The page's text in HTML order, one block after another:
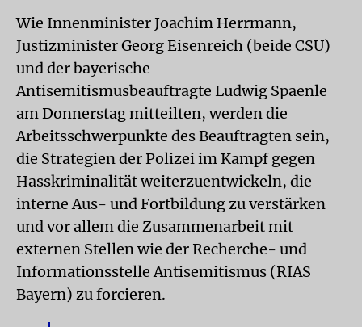
Wie Innenminister Joachim Herrmann,
Justizminister Georg Eisenreich (beide CSU)
und der bayerische
Antisemitismusbeauftragte Ludwig Spaenle
am Donnerstag mitteilten, werden die
Arbeitsschwerpunkte des Beauftragten sein,
die Strategien der Polizei im Kampf gegen
Hasskriminalität weiterzuentwickeln, die
interne Aus- und Fortbildung zu verstärken
und vor allem die Zusammenarbeit mit
externen Stellen wie der Recherche- und
Informationsstelle Antisemitismus (RIAS
Bayern) zu forcieren.